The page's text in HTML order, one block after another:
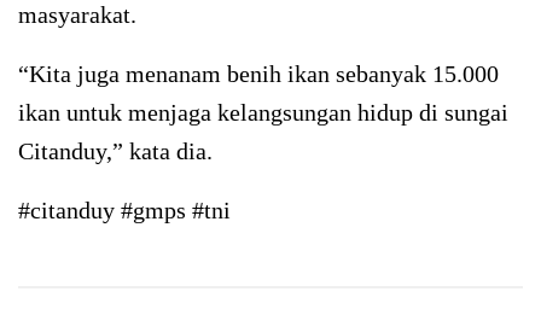
masyarakat.
“Kita juga menanam benih ikan sebanyak 15.000
ikan untuk menjaga kelangsungan hidup di sungai
Citanduy,” kata dia.
#citanduy #gmps #tni